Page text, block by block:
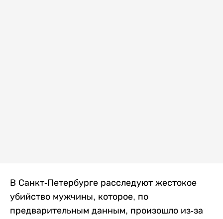
В Санкт-Петербурге расследуют жестокое
убийство мужчины, которое, по
предварительным данным, произошло из-за